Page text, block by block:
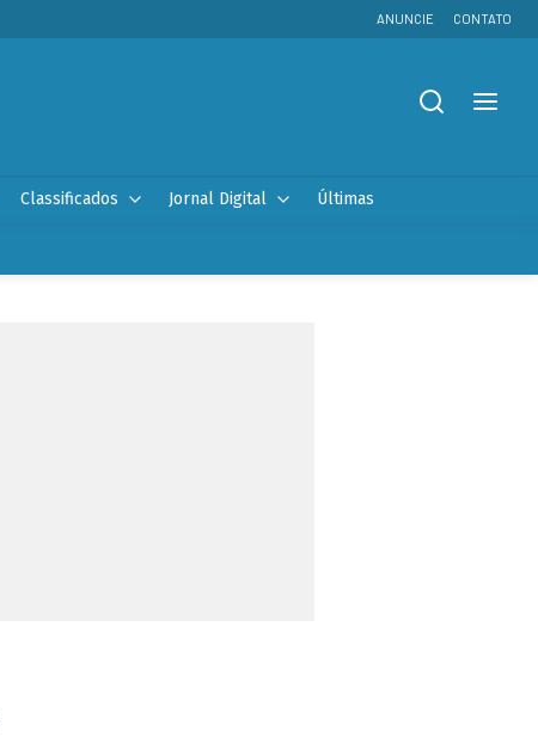
ANUNCIE CONTATO
Classificados Jornal Digital Últimas